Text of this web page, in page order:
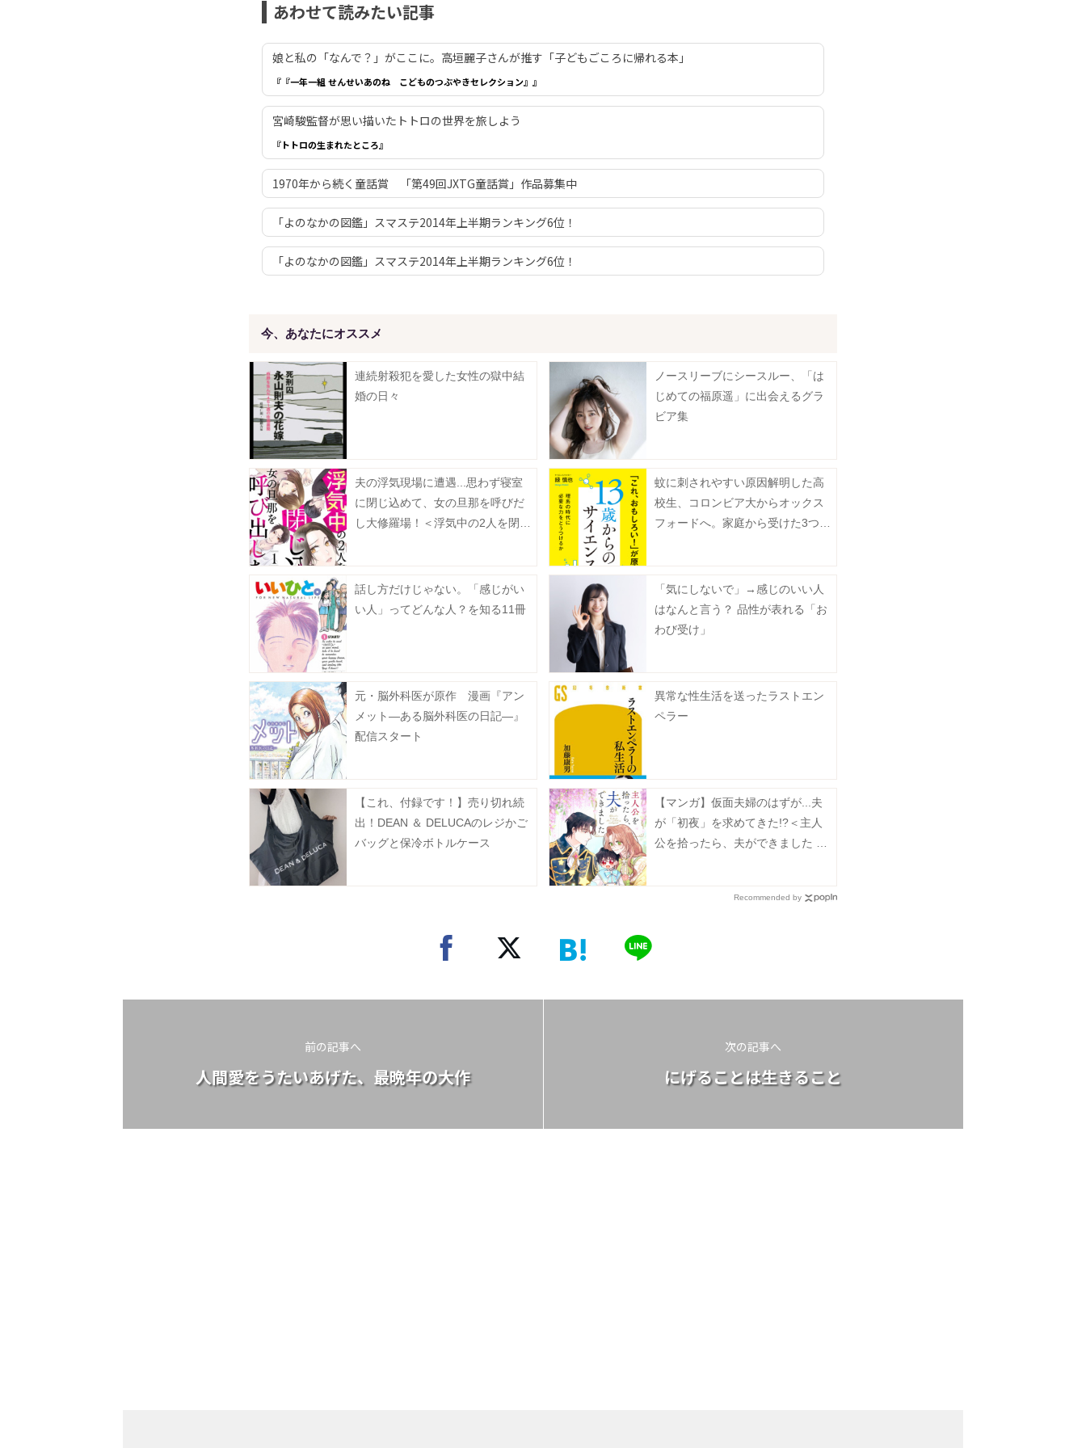
あわせて読みたい記事
娘と私の「なんで？」がここに。高垣麗子さんが推す「子どもごころに帰れる本」
『『一年一組 せんせいあのね こどものつぶやきセレクション』』
宮崎駿監督が思い描いたトトロの世界を旅しよう
『トトロの生まれたところ』
1970年から続く童話賞 「第49回JXTG童話賞」作品募集中
「よのなかの図鑑」スマステ2014年上半期ランキング6位！
「よのなかの図鑑」スマステ2014年上半期ランキング6位！
今、あなたにオススメ
連続射殺犯を愛した女性の獄中結
婚の日々
ノースリーブにシースルー、「は
じめての福原遥」に出会えるグラ
ビア集
夫の浮気現場に遭遇...思わず寝室
に閉じ込めて、女の旦那を呼びだ
し大修羅場！＜浮気中の2人を閉じ
蚊に刺されやすい原因解明した高
校生、コロンビア大からオックス
フォードへ。家庭から受けた3つの
話し方だけじゃない。「感じがい
い人」ってどんな人？を知る11冊
「気にしないで」→感じのいい人
はなんと言う？ 品性が表れる「お
わび受け」
元・脳外科医が原作 漫画『アン
メット―ある脳外科医の日記―』
配信スタート
異常な性生活を送ったラストエン
ペラー
【これ、付録です！】売り切れ続
出！DEAN ＆ DELUCAのレジかご
バッグと保冷ボトルケース
【マンガ】仮面夫婦のはずが...夫
が「初夜」を求めてきた!?＜主人
公を拾ったら、夫ができました 1
Recommended by
前の記事へ
人間愛をうたいあげた、最晩年の大作
次の記事へ
にげることは生きること